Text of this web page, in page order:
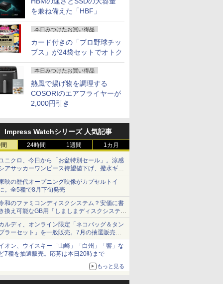
を兼ね備えた「HBF」
本日みつけたお買い得品
カード付きの「プロ野球チッ
プス」が24袋セットでオトク
本日みつけたお買い得品
熱風で揚げ物を調理する
COSORIのエアフライヤーが
2,000円引き
Impress Watchシリーズ 人気記事
24時間 1週間 1カ月
ニクロ、今日から「お盆特別セール」。涼感
アサッカーワンピース待望値下げ、撥水ギア
ョーツは1990円に
映の歴代オープニング映像がカプセルトイ
。全5種で8月下旬発売
和のファミコンディスクシステム？安価に書
換え可能なGB用「しましまディスクシステ
」
ルディ、オンライン限定「ネコバッグ＆タン
ラーセット」を一般販売。7月の抽選販売の
選無効分
オン、ウイスキー「山崎」「白州」「響」な
7種を抽選販売。応募は本日20時まで
もっと見る